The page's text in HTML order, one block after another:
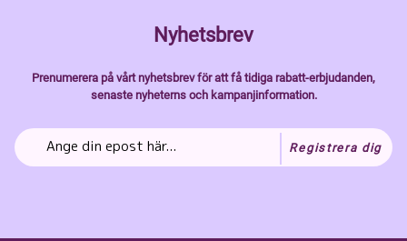
Nyhetsbrev
Prenumerera på vårt nyhetsbrev för att få tidiga rabatt-erbjudanden,
senaste nyheterns och kampanjinformation.
Registrera dig